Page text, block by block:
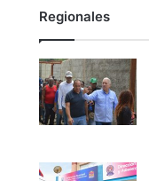
Regionales